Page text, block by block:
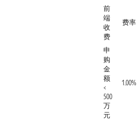
前
端
收
费
费率
申
购
金
额
<
500
万
元
1.00%